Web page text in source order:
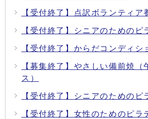
【受付終了】点訳ボランティア
【受付終了】シニアのためのピ
【受付終了】からだコンディシ
【募集終了】やさしい備前焼（
ス）
【受付終了】シニアのためのピ
【受付終了】女性のためのピラ